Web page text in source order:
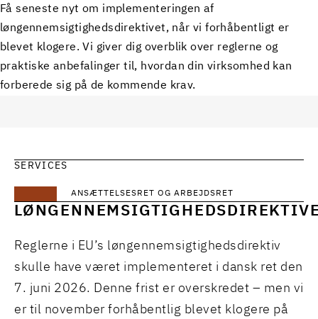
Få seneste nyt om implementeringen af
løngennemsigtighedsdirektivet, når vi forhåbentligt er
blevet klogere. Vi giver dig overblik over reglerne og
praktiske anbefalinger til, hvordan din virksomhed kan
forberede sig på de kommende krav.
SERVICES
ANSÆTTELSESRET OG ARBEJDSRET
Reglerne i EU’s løngennemsigtighedsdirektiv
skulle have været implementeret i dansk ret den
7. juni 2026. Denne frist er overskredet – men vi
er til november forhåbentlig blevet klogere på